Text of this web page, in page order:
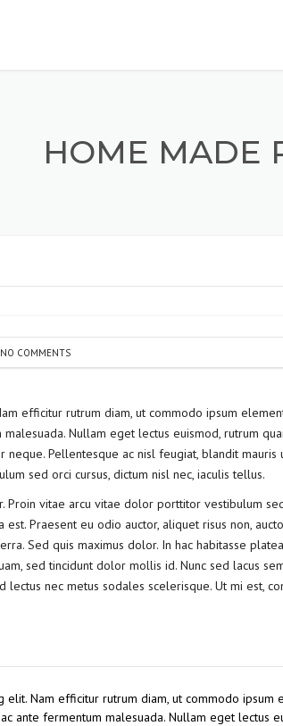
HOME MADE
NO COMMENTS
efficitur rutrum diam, ut commodo ipsum
Nullam eget lectus euismod, rutrum
Pellentesque ac nisl feugiat, blandit mauris
sed orci cursus, dictum nisl nec, iaculis tellus.
Proin vitae arcu vitae dolor porttitor vestibulum
Praesent eu odio auctor, aliquet risus non,
Sed quis maximus dolor. In hac habitasse
sed tincidunt dolor mollis id. Nunc sed lacus
nec metus sodales scelerisque. Ut mi est,
Nam efficitur rutrum diam, ut commodo ipsum
ante fermentum malesuada. Nullam eget lectus